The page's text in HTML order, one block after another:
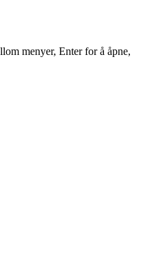
menyer, Enter for å åpne,